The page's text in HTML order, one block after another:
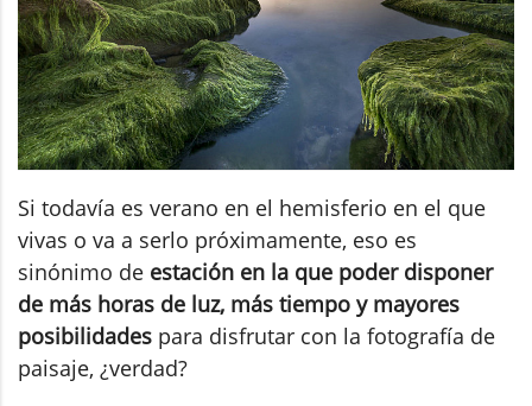
Si todavía es verano en el hemisferio en el que
vivas o va a serlo próximamente, eso es
sinónimo de estación en la que poder disponer
de más horas de luz, más tiempo y mayores
posibilidades para disfrutar con la fotografía de
paisaje, ¿verdad?